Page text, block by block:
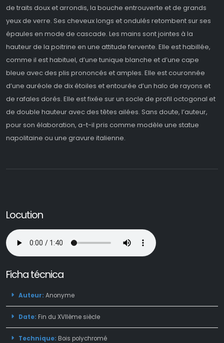
de traits doux et arrondis, la bouche entrouverte et de grands
yeux de verre. Ses cheveux longs et ondulés retombent sur ses
épaules en mode de cascade. Les mains sont jointes à la
hauteur de la poitrine en une attitude fervente. Elle est habillée,
comme il est habituel, d’une tunique blanche et d’une cape
bleue avec des plis prononcés et amples. Elle est couronnée
d’une auréole de dix étoiles et entourée d’un halo de rayons et
de rafales dorés. Elle est fixée sur un socle de profil octogonal et
de double hauteur avec des têtes ailées. Sans doute, l’auteur,
pour son élaboration, a-t-il pris comme modèle une statue
napolitaine ou une gravure italienne.
Locution
Ficha técnica
Auteur: Anonyme
Date: Fin du XVIIème siècle
Technique: Bois polychromé